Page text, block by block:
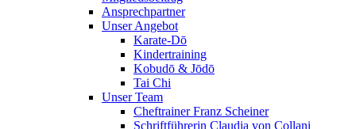
Ansprechpartner
Unser Angebot
Karate-Dō
Kindertraining
Kobudō & Jōdō
Tai Chi
Unser Team
Cheftrainer Franz Scheiner
Schriftführerin Claudia von Collani